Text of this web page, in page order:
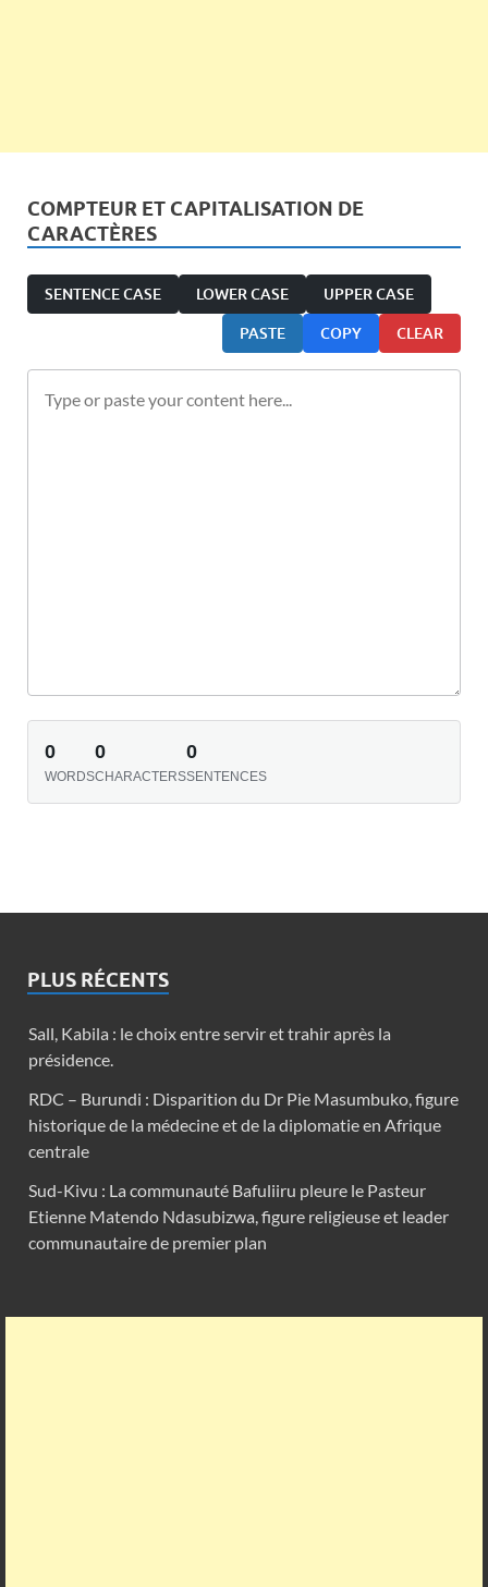
COMPTEUR ET CAPITALISATION DE
CARACTÈRES
SENTENCE CASE LOWER CASE UPPER CASE
PASTE COPY CLEAR
0
WORDS
0
CHARACTERS
0
SENTENCES
PLUS RÉCENTS
Sall, Kabila : le choix entre servir et trahir après la
présidence.
RDC – Burundi : Disparition du Dr Pie Masumbuko, figure
historique de la médecine et de la diplomatie en Afrique
centrale
Sud-Kivu : La communauté Bafuliiru pleure le Pasteur
Etienne Matendo Ndasubizwa, figure religieuse et leader
communautaire de premier plan